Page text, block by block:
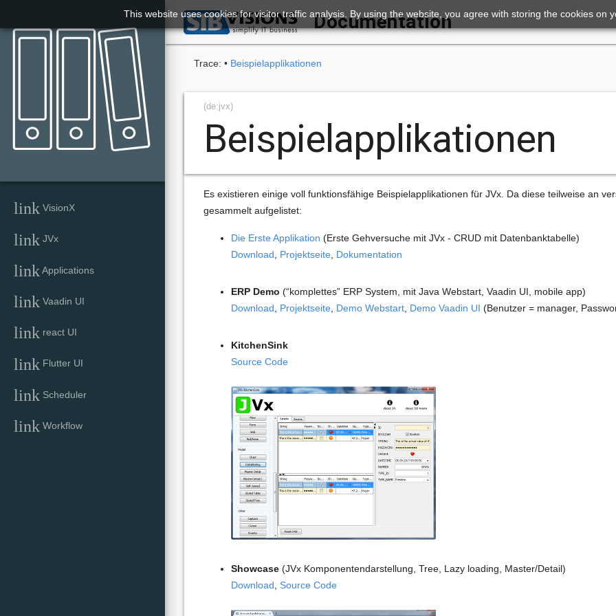
 Documentation
link VisionX
link JVx
link Applications
link Vaadin UI
link react UI
link Flutter UI
link Scheduler
link Workflow
Trace: • Beispielapplikationen
(de:jvx)
Beispielapplikationen
Es existieren einige voll funktionsfähige Beispielapplikationen für JVx. Da diese teilweise an
gesammelt aufgelistet:
Die Erste Applikation (Erste Gehversuche mit JVx - CRUD mit Datenbanktabelle)
Download
Projektseite Dokumentation
ERP Demo (“komplettes” ERP System, mit Java Webstart, Vaadin UI, mobile app)
Download
Projektseite Demo Webstart Demo Vaadin UI (Benutzer = manager,
KitchenSink
Source Code
Showcase (JVx Komponentendarstellung, Tree, Lazy loading, Master/Detail)
Download Source Code
This website uses cookies for visitor traffic analysis. By using the website, you agree with storing the cookies on